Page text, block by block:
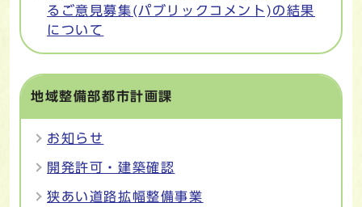
るご意見募集(パブリックコメント)の結果
について
地域整備部都市計画課
お知らせ
開発許可・建築確認
狭あい道路拡幅整備事業